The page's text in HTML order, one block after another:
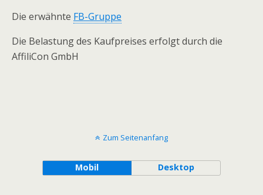
Die erwähnte FB-Gruppe
Die Belastung des Kaufpreises erfolgt durch die
AffiliCon GmbH
Zum Seitenanfang
Mobil Desktop